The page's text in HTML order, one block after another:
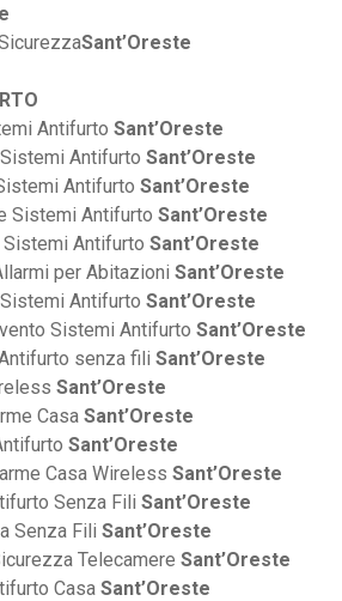
Sant’Oreste
Antifurto Sant’Oreste
Antifurto Sant’Oreste
Antifurto Sant’Oreste
Sistemi Antifurto Sant’Oreste
Sistemi Antifurto Sant’Oreste
per Abitazioni Sant’Oreste
Antifurto Sant’Oreste
Sistemi Antifurto Sant’Oreste
senza fili Sant’Oreste
Sant’Oreste
Casa Sant’Oreste
Sant’Oreste
Casa Wireless Sant’Oreste
Senza Fili Sant’Oreste
Senza Fili Sant’Oreste
Telecamere Sant’Oreste
Casa Sant’Oreste